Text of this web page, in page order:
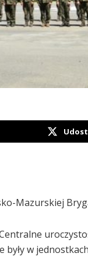
Mazurskiej
były w